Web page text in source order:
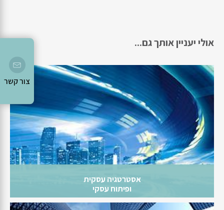
אולי יעניין אותך גם...
אסטרטגיה עסקית
ופיתוח עסקי
צור קשר